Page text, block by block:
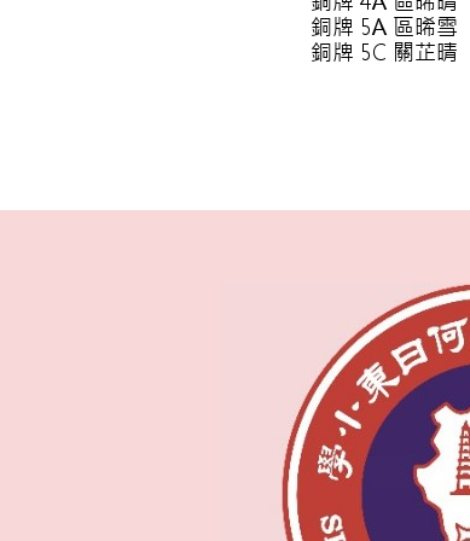
銅牌 5A 區晞雪
銅牌 5C 關芷晴